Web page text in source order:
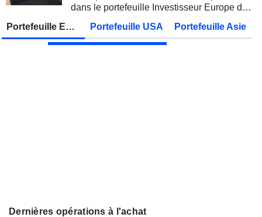
AMRIZE AG Publication des résultats - Q2 2026
JBS N.V. Publication des résultats - Q2 2026
dans le portefeuille Investisseur Europe de
Portefeuille Europe Portefeuille USA Portefeuille Asie
Dernières opérations à l'achat